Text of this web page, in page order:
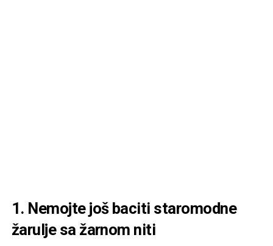
1. Nemojte još baciti staromodne
žarulje sa žarnom niti